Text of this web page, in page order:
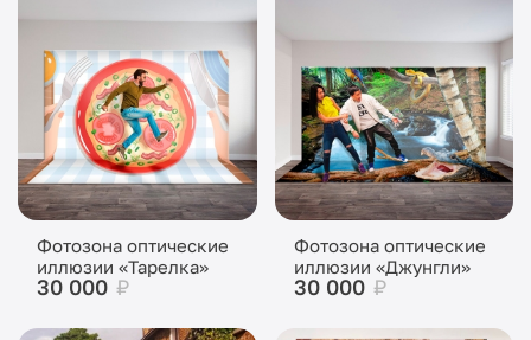
Фотозона оптические
иллюзии «Тарелка»
30 000 ₽
Фотозона оптические
иллюзии «Джунгли»
30 000 ₽